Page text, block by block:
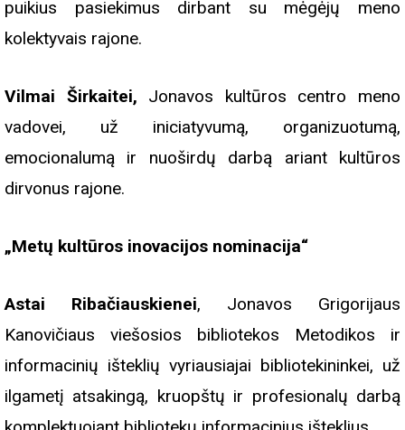
puikius pasiekimus dirbant su mėgėjų meno
kolektyvais rajone.
Vilmai Širkaitei, Jonavos kultūros centro meno
vadovei, už iniciatyvumą, organizuotumą,
emocionalumą ir nuoširdų darbą ariant kultūros
dirvonus rajone.
„Metų kultūros inovacijos nominacija“
Astai Ribačiauskienei, Jonavos Grigorijaus
Kanovičiaus viešosios bibliotekos Metodikos ir
informacinių išteklių vyriausiajai bibliotekininkei, už
ilgametį atsakingą, kruopštų ir profesionalų darbą